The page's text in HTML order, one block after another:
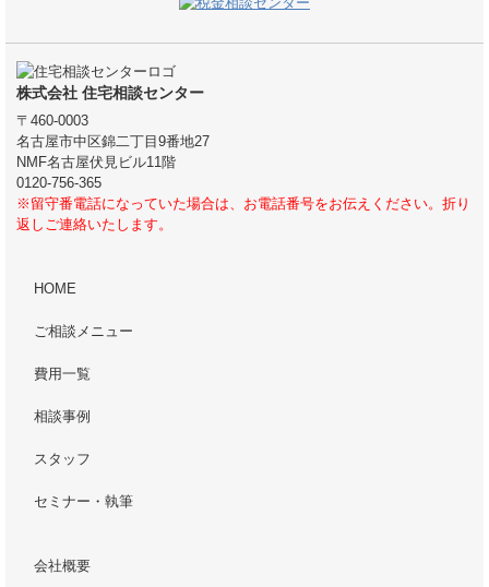
株式会社 住宅相談センター
〒460-0003
名古屋市中区錦二丁目9番地27
NMF名古屋伏見ビル11階
0120-756-365
※留守番電話になっていた場合は、お電話番号をお伝えください。折り
返しご連絡いたします。
HOME
ご相談メニュー
費用一覧
相談事例
スタッフ
セミナー・執筆
会社概要